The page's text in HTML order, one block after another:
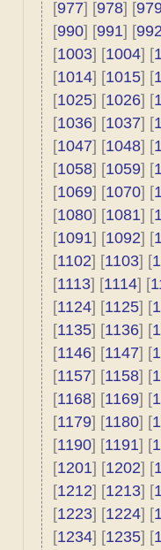
[977] [978] [
[990] [991] [
[1003] [1004] [
[1014] [1015] [
[1025] [1026] [
[1036] [1037] [
[1047] [1048] [
[1058] [1059] [
[1069] [1070] [
[1080] [1081] [
[1091] [1092] [
[1102] [1103] [
[1113] [1114] [
[1124] [1125] [
[1135] [1136] [
[1146] [1147] [
[1157] [1158] [
[1168] [1169] [
[1179] [1180] [
[1190] [1191] [
[1201] [1202] [
[1212] [1213] [
[1223] [1224] [
[1234] [1235] [